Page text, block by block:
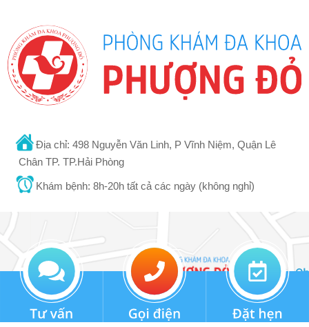
Địa chỉ: 498 Nguyễn Văn Linh, P Vĩnh Niệm, Quận Lê
Chân TP. TP.Hải Phòng
Khám bệnh: 8h-20h tất cả các ngày (không nghỉ)